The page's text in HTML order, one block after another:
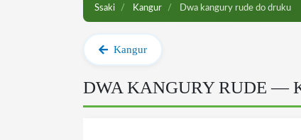
Ssaki Kangur Dwa kangury rude do druku
Kangur
DWA KANGURY RUDE —